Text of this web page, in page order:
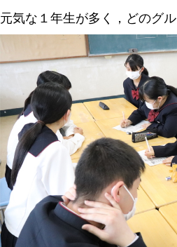
元気な１年生が多く，どのグ